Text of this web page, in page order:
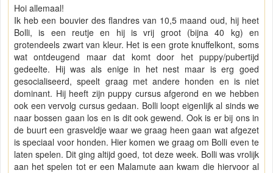
Hoi allemaal!
Ik heb een bouvier des flandres van 10,5 maand oud, hij heet
Bolli, is een reutje en hij is vrij groot (bijna 40 kg) en
grotendeels zwart van kleur. Het is een grote knuffelkont, soms
wat ontdeugend maar dat komt door het puppy/pubertijd
gedeelte. Hij was als enige in het nest maar is erg goed
gesocialiseerd, speelt graag met andere honden en is niet
dominant. Hij heeft zijn puppy cursus afgerond en we hebben
ook een vervolg cursus gedaan. Bolli loopt eigenlijk al sinds we
naar bossen gaan los en is dit ook gewend. Ook is er bij ons in
de buurt een grasveldje waar we graag heen gaan wat afgezet
is speciaal voor honden. Hier komen we graag om Bolli even te
laten spelen. Dit ging altijd goed, tot deze week. Bolli was vrolijk
aan het spelen tot er een Malamute aan kwam die hiervoor al